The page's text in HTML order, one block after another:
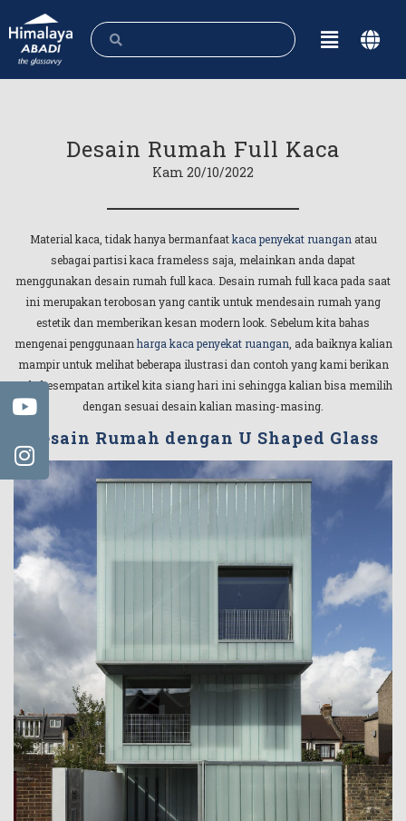
Desain Rumah Full Kaca
Kam 20/10/2022
Material kaca, tidak hanya bermanfaatkaca penyekat ruangan atau
sebagai partisi kaca frameless saja, melainkan anda dapat
menggunakan desain rumah full kaca. Desain rumah full kaca pada saat
ini merupakan terobosan yang cantik untuk mendesain rumah yang
estetik dan memberikan kesan modern look. Sebelum kita bahas
mengenai penggunaan harga kaca penyekat ruangan , ada baiknya kalian
mampir untuk melihat beberapa ilustrasi dan contoh yang kami berikan
pada kesempatan artikel kita siang hari ini sehingga kalian bisa memilih
dengan sesuai desain kalian masing-masing.
Desain Rumah dengan U Shaped Glass